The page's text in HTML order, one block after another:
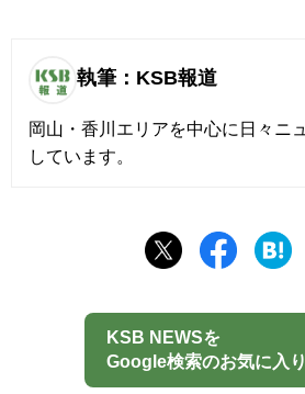
執筆：KSB報道
岡山・香川エリアを中心に日々ニ
しています。
KSB NEWSを
Google検索のお気に入